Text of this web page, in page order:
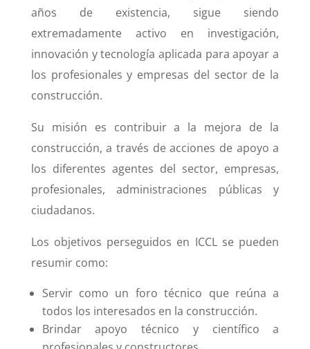
años de existencia, sigue siendo
extremadamente activo en investigación,
innovación y tecnología aplicada para apoyar a
los profesionales y empresas del sector de la
construcción.
Su misión es contribuir a la mejora de la
construcción, a través de acciones de apoyo a
los diferentes agentes del sector, empresas,
profesionales, administraciones públicas y
ciudadanos.
Los objetivos perseguidos en ICCL se pueden
resumir como:
Servir como un foro técnico que reúna a
todos los interesados ​​en la construcción.
Brindar apoyo técnico y científico a